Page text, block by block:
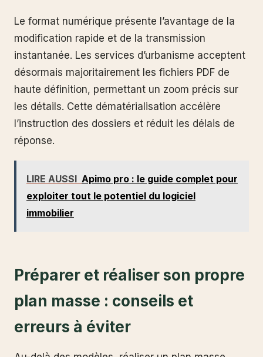
Le format numérique présente l’avantage de la
modification rapide et de la transmission
instantanée. Les services d’urbanisme acceptent
désormais majoritairement les fichiers PDF de
haute définition, permettant un zoom précis sur
les détails. Cette dématérialisation accélère
l’instruction des dossiers et réduit les délais de
réponse.
LIRE AUSSI Apimo pro : le guide complet pour
exploiter tout le potentiel du logiciel
immobilier
Préparer et réaliser son propre
plan masse : conseils et
erreurs à éviter